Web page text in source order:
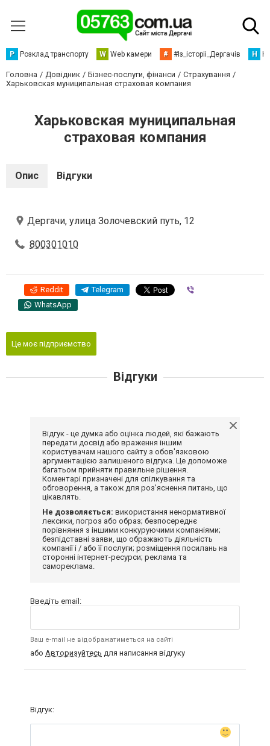
Р Розклад транспорту W Web камери # #Із_історіі_Дергачів Н
Головна Довідник Бізнес-послуги, фінанси
Страхування
Харьковская муниципальная страховая компания
Харьковская муниципальная
страховая компания
Опис Відгуки
Дергачи, улица Золочевский путь, 12
800301010
Reddit Telegram
WhatsApp
Це моє підприємство
Відгуки
Відгук - це думка або оцінка людей, які бажають
передати досвід або враження іншим
користувачам нашого сайту з обов'язковою
аргументацією залишеного відгука. Це допоможе
багатьом прийняти правильне рішення.
Коментарі призначені для спілкування та
обговорення, а також для роз'яснення питань, що
цікавлять.
Не дозволяється: використання ненормативної
лексики, погроз або образ; безпосереднє
порівняння з іншими конкуруючими компаніями;
безпідставні заяви, що ображають діяльність
компанії і / або її послуги; розміщення посилань на
сторонні інтернет-ресурси; реклама та
самореклама.
Введіть email:
Ваш e-mail не відображатиметься на сайті
або Авторизуйтесь для написання відгуку
Відгук: